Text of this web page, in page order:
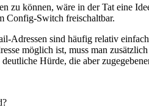
zu können, wäre in der Tat eine
Config-Switch freischaltbar.
sind häufig relativ
möglich ist, muss man
Hürde, die aber